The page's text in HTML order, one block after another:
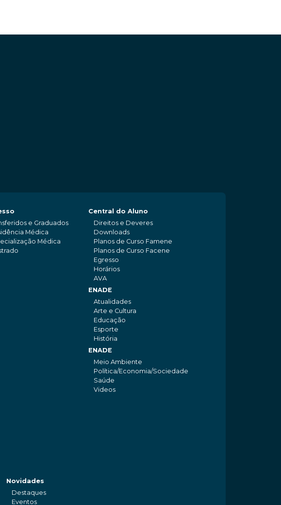
e Graduados
Médica
Médica
Central do Aluno
Direitos e Deveres
Downloads
Planos de Curso Famene
Planos de Curso Facene
Egresso
Horários
AVA
ENADE
Atualidades
Arte e Cultura
Educação
Esporte
História
ENADE
Meio Ambiente
Política/Economia/Sociedade
Saúde
Videos
Novidades
Destaques
Eventos